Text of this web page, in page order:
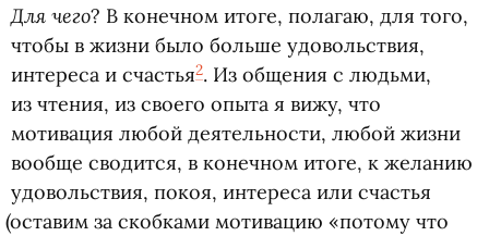
Для чего? В конечном итоге, полагаю, для того,
чтобы в жизни было больше удовольствия,
интереса и счастья2. Из общения с людьми,
из чтения, из своего опыта я вижу, что
мотивация любой деятельности, любой жизни
вообще сводится, в конечном итоге, к желанию
удовольствия, покоя, интереса или счастья
(оставим за скобками мотивацию «потому что